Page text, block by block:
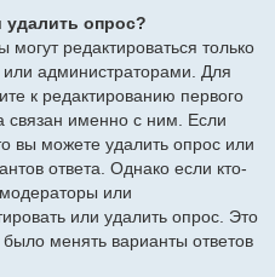
удалить опрос?
редактироваться только
администраторами. Для
к редактированию первого
связан именно с ним. Если
вы можете удалить опрос или
ответа. Однако если кто-
или
или удалить опрос. Это
менять варианты ответов